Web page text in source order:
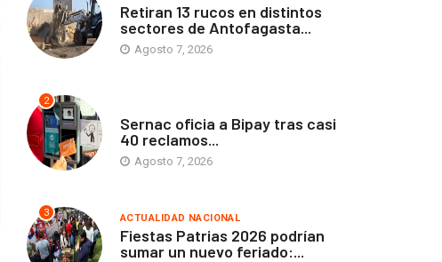
Retiran 13 rucos en distintos
sectores de Antofagasta...
Agosto 7, 2026
2
Sernac oficia a Bipay tras casi
40 reclamos...
Agosto 7, 2026
3 ACTUALIDAD NACIONAL
Fiestas Patrias 2026 podrían
sumar un nuevo feriado:...